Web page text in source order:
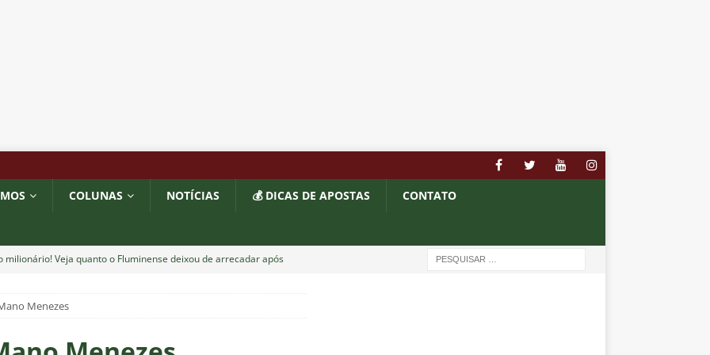
COLUNAS NOTÍCIAS 💰 DICAS DE APOSTAS CONTATO
milionário! Veja quanto o Fluminense deixou de arrecadar após
detona postura do Fluminense em derrota para o Vasco
Menezes